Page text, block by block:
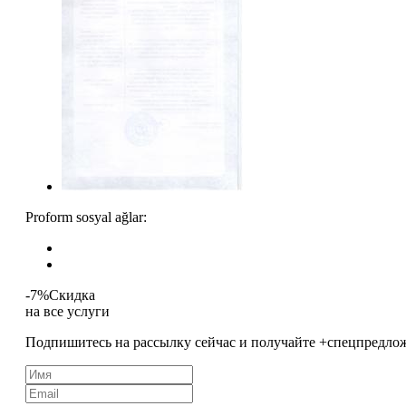
Proform sosyal ağlar:
-7%Скидка
на все услуги
Подпишитесь на рассылку сейчас и получайте